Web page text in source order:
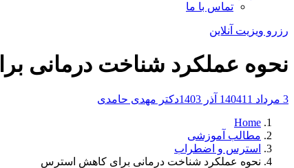
تماس با ما
رزرو ویزیت آنلاین
نحوه عملکرد شناخت درمانی
3 مرداد 1404 11 آذر 1403
دکتر مهدی حامدی
Home
مطالب آموزشی
استرس و اضطراب
نحوه عملکرد شناخت درمانی برای کاهش استرس